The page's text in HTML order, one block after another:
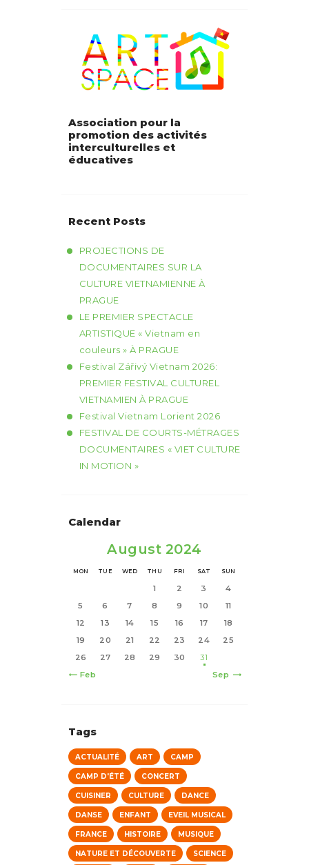
Association pour la
promotion des activités
interculturelles et
éducatives
Recent Posts
PROJECTIONS DE
DOCUMENTAIRES SUR LA
CULTURE VIETNAMIENNE À
PRAGUE
LE PREMIER SPECTACLE
ARTISTIQUE « Vietnam en
couleurs » À PRAGUE
Festival Zářivý Vietnam 2026:
PREMIER FESTIVAL CULTUREL
VIETNAMIEN À PRAGUE
Festival Vietnam Lorient 2026
FESTIVAL DE COURTS-MÉTRAGES
DOCUMENTAIRES « VIET CULTURE
IN MOTION »
Calendar
August 2024
MON TUE WED THU FRI SAT SUN
« Feb Sep »
1 2 3
4
5
6 7 8 9 10
11
12
13 14 15 16 17
18
19
20 21 22 23 24
25
26
27 28 29 30 31
Tags
ACTUALITÉ ART CAMP
CAMP D'ÉTÉ CONCERT
CUISINER CULTURE DANCE
DANSE ENFANT EVEIL MUSICAL
FRANCE HISTOIRE MUSIQUE
NATURE ET DÉCOUVERTE SCIENCE